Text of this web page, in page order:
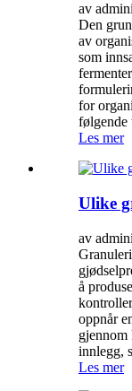
av
Den
av
som
for
følgende
Les mer
Ulike
av
å
oppnår
innlegg,
Les mer